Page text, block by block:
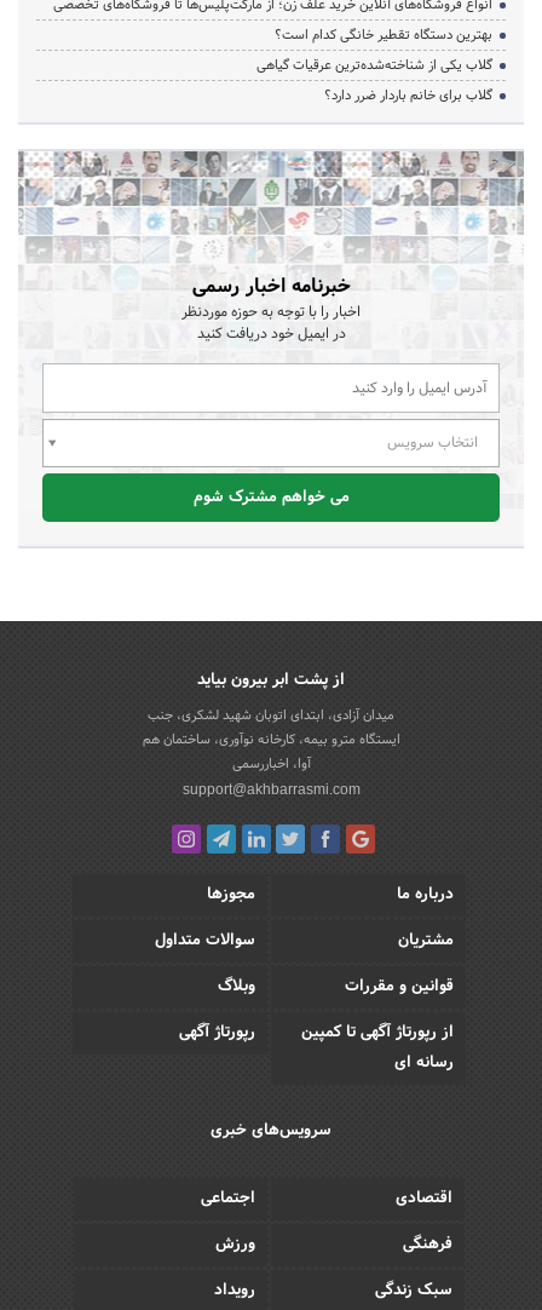
انواع فروشگاه‌های آنلاین خرید علف زن؛ از مارکت‌پلیس‌ها تا فروشگاه‌های تخصصی
بهترین دستگاه تقطیر خانگی کدام است؟
گلاب یکی از شناخته‌شده‌ترین عرقیات گیاهی
گلاب برای خانم باردار ضرر دارد؟
خبرنامه اخبار رسمی
اخبار را با توجه به حوزه موردنظر
در ایمیل خود دریافت کنید
انتخاب سرویس
می خواهم مشترک شوم
از پشت ابر بیرون بیاید
میدان آزادی، ابتدای اتوبان شهید لشکری، جنب
ایستگاه مترو بیمه، کارخانه نوآوری، ساختمان هم
آوا، اخباررسمی
support@akhbarrasmi.com
درباره ما
مجوزها
مشتریان
سوالات متداول
قوانین و مقررات
وبلاگ
از رپورتاژ آگهی تا کمپین
رسانه ای
رپورتاژ آگهی
سرویس‌های خبری
اقتصادی
اجتماعی
فرهنگی
ورزش
سبک زندگی
رویداد